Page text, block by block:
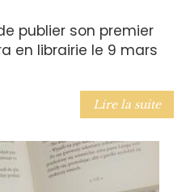
publier son premier
en librairie le 9 mars
Lire la suite